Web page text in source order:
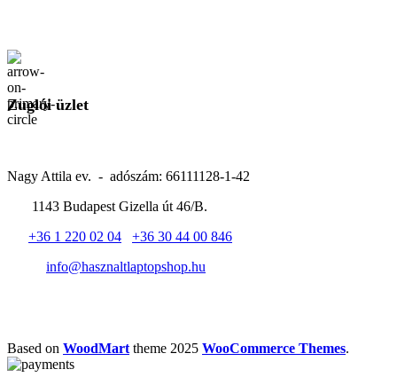
Zuglói üzlet
Nagy Attila ev. - adószám: 66111128-1-42
1143 Budapest Gizella út 46/B.
+36 1 220 02 04
+36 30 44 00 846
info@hasznaltlaptopshop.hu
Based on WoodMart theme 2025 WooCommerce Themes.